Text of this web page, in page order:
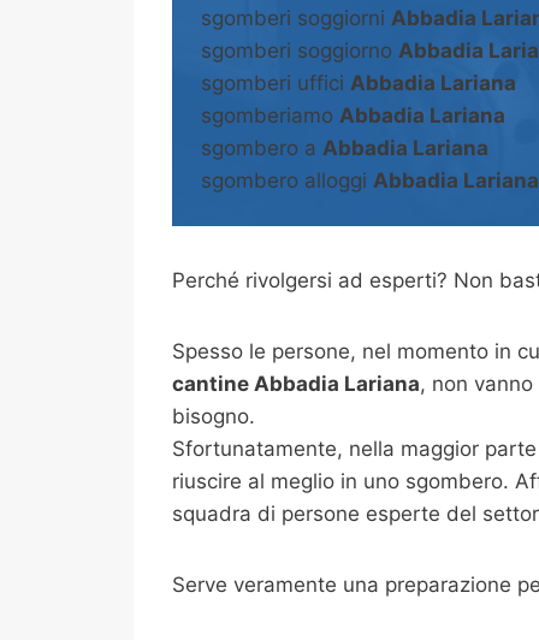
sgomberi soggiorni Abbadia
sgomberi soggiorno Abbadia
sgomberi uffici Abbadia Lariana
sgomberiamo Abbadia Lariana
sgombero a Abbadia Lariana
sgombero alloggi Abbadia Lariana
Perché rivolgersi ad esperti? Non
Spesso le persone, nel momento in
cantine Abbadia Lariana, non
bisogno.
Sfortunatamente, nella maggior
riuscire al meglio in uno sgombero.
squadra di persone esperte del
Serve veramente una preparazione